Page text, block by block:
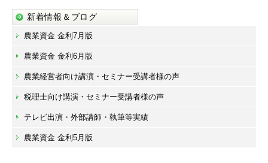
新着情報＆ブログ
農業資金 金利7月版
農業資金 金利6月版
農業経営者向け講演・セミナー受講者様の声
税理士向け講演・セミナー受講者様の声
テレビ出演・外部講師・執筆等実績
農業資金 金利5月版